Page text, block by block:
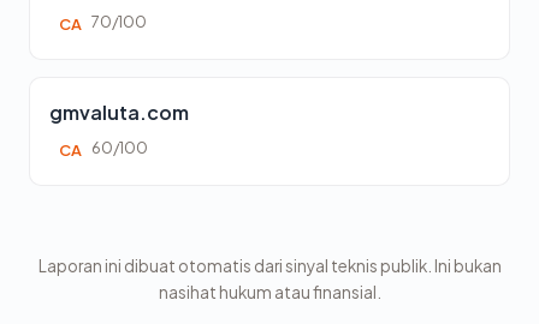
CA 70/100
gmvaluta.com
CA 60/100
Laporan ini dibuat otomatis dari sinyal teknis publik. Ini bukan
nasihat hukum atau finansial.